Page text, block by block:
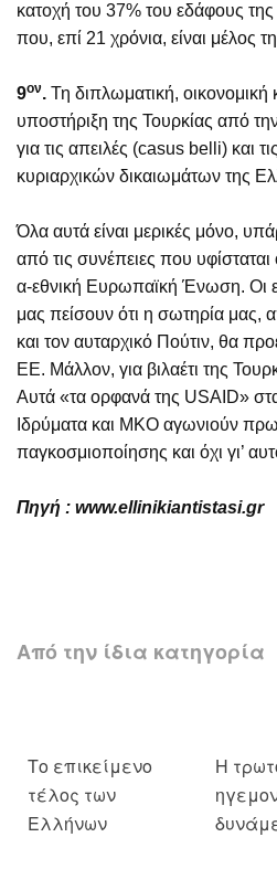
κατοχή του 37% του εδάφους
που, επί 21 χρόνια, είναι
9ον. Τη διπλωματική, οικονομική
υποστήριξη της Τουρκίας από
για τις απειλές (casus belli) και
κυριαρχικών δικαιωμάτων της
Όλα αυτά είναι μερικές μόνο,
από τις συνέπειες που
α-εθνική Ευρωπαϊκή Ένωση. Οι
μας πείσουν ότι η σωτηρία μας,
και τον αυταρχικό Πούτιν, θα
ΕΕ. Μάλλον, για βιλαέτι της
Αυτά «τα ορφανά της USAID»
Ιδρύματα και ΜΚΟ αγωνιούν
παγκοσμιοποίησης και όχι γι’
Πηγή : www.ellinikiantistasi.gr
Από την ίδια κατηγορία
Το επικείμενο
τέλος των
Ελλήνων
Η